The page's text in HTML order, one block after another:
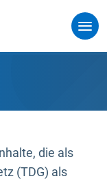
die als
(TDG) als